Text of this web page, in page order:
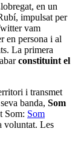
en un
impulsat per
vam
en persona i al
La primera
constituint el
i transmet
banda, Som
Som: Som
voluntat. Les